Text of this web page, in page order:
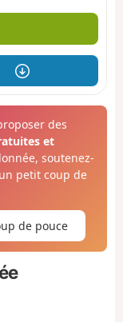
des
et
soutenez-
petit coup de
de pouce